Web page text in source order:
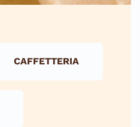
CAFFETTERIA